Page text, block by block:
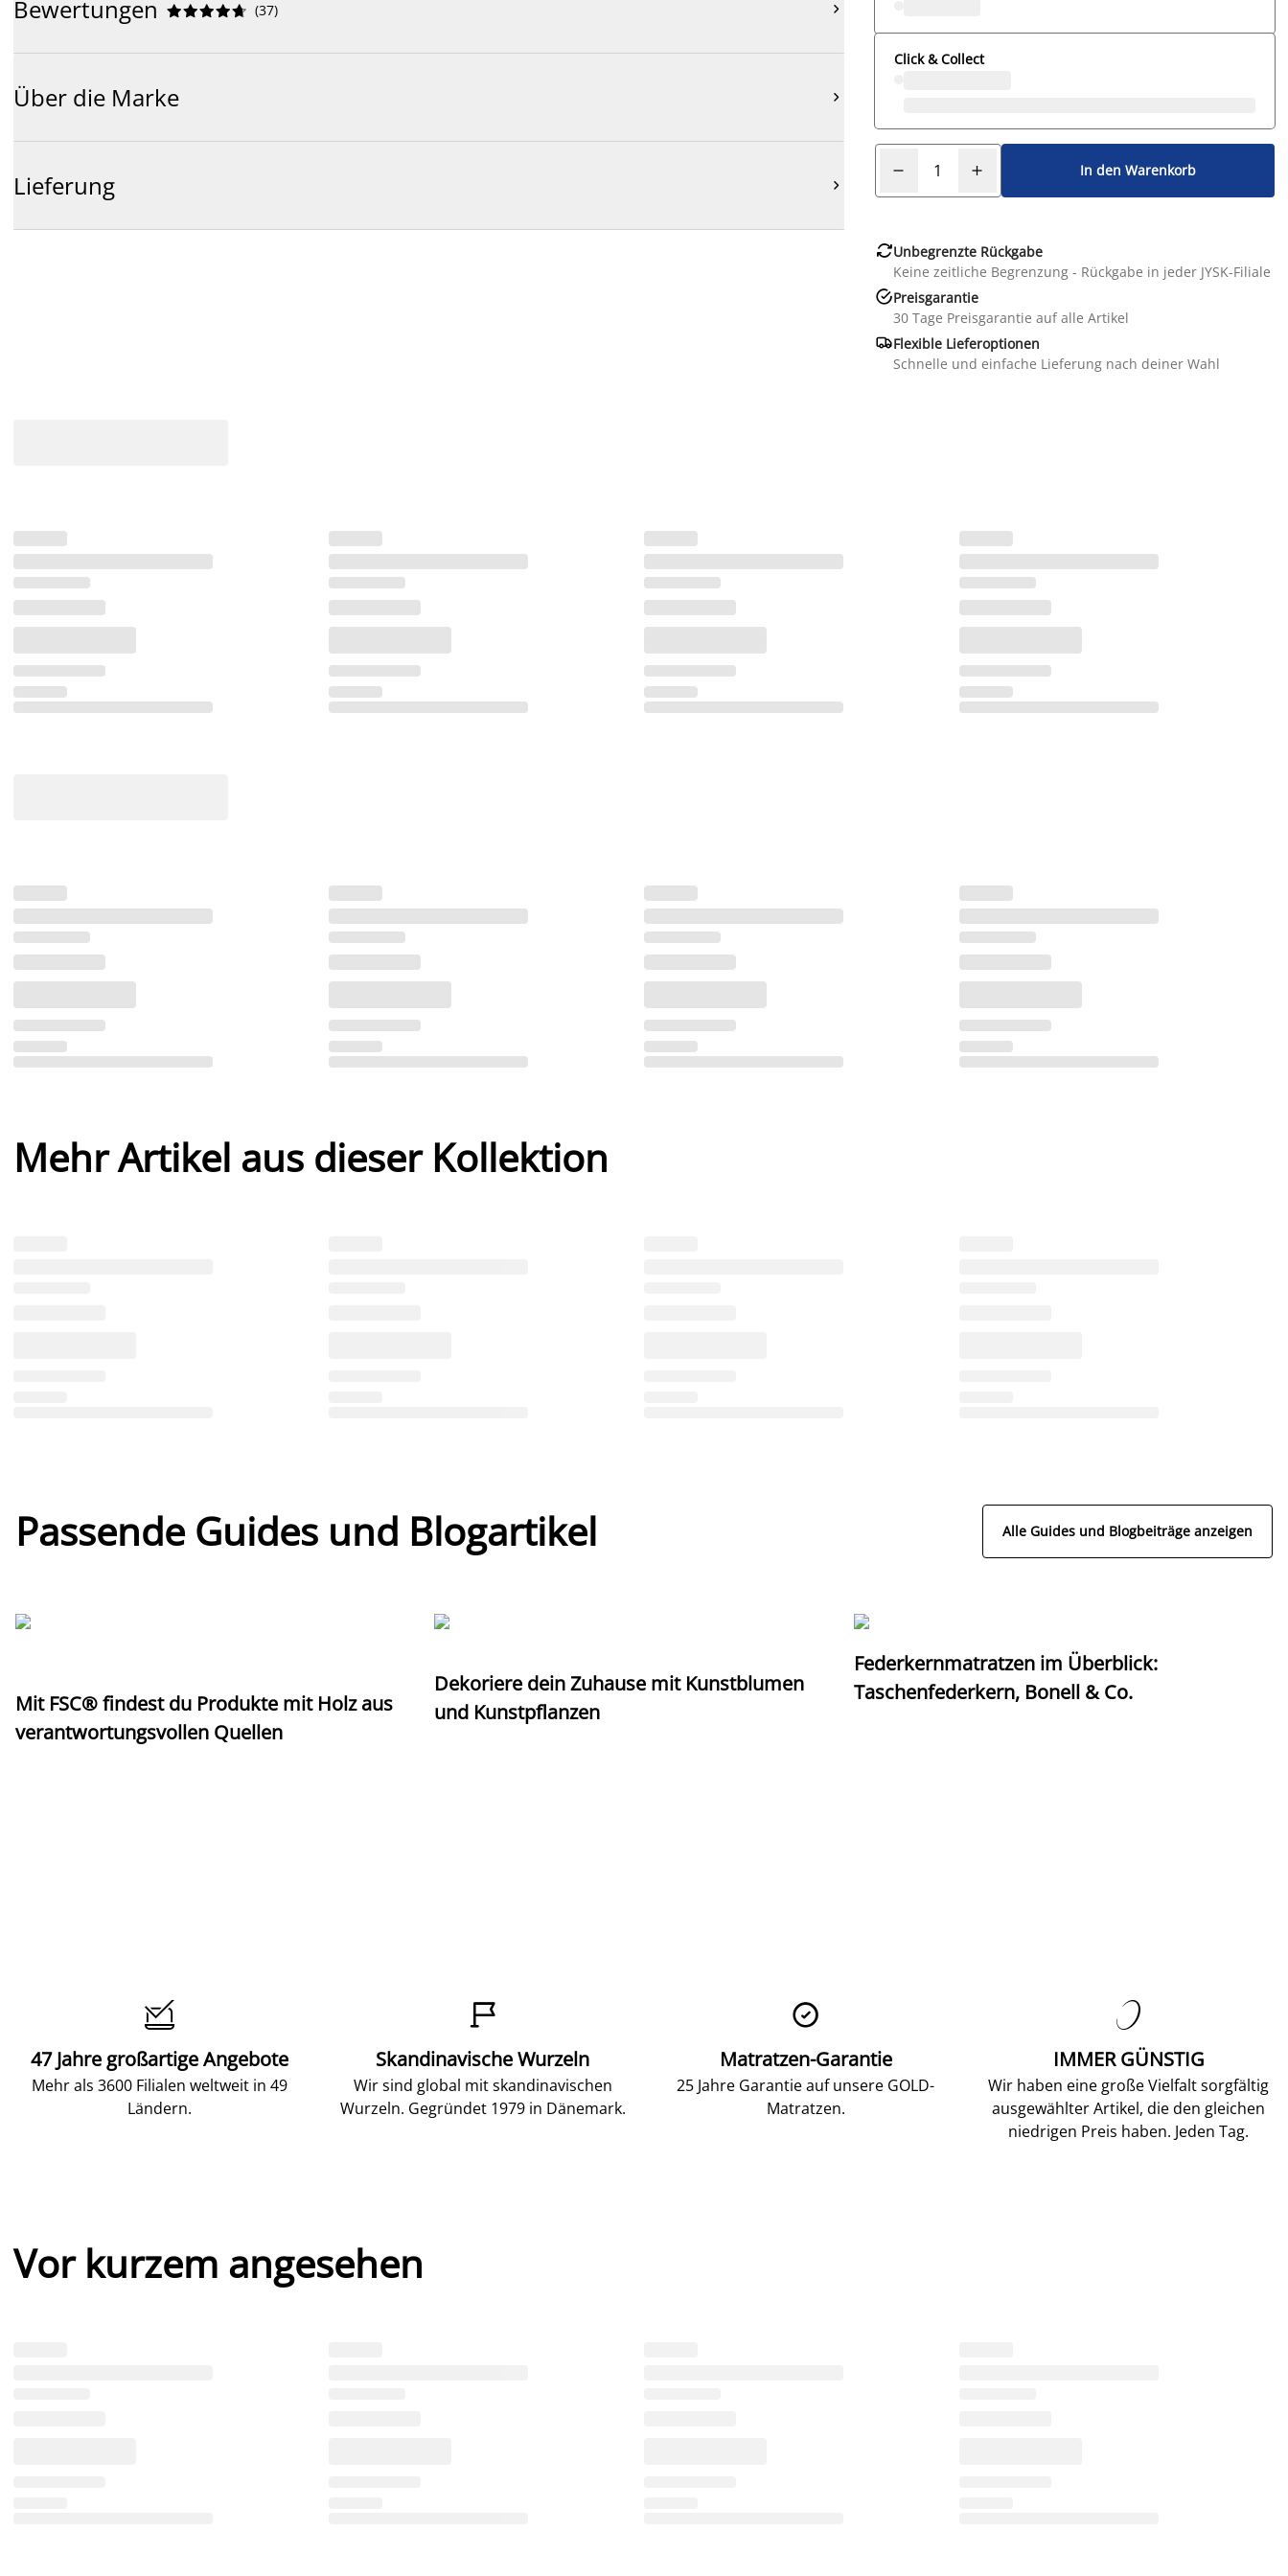
Bewertungen 




 (37) 
Über die Marke 
Lieferung 
Click & Collect
In den Warenkorb
Unbegrenzte Rückgabe
Keine zeitliche Begrenzung - Rückgabe in jeder JYSK-Filiale
Preisgarantie
30 Tage Preisgarantie auf alle Artikel
Flexible Lieferoptionen
Schnelle und einfache Lieferung nach deiner Wahl
Mehr Artikel aus dieser Kollektion
Passende Guides und Blogartikel Alle Guides und Blogbeiträge anzeigen
Mit FSC® findest du Produkte mit Holz aus
verantwortungsvollen Quellen
Dekoriere dein Zuhause mit Kunstblumen
und Kunstpflanzen
Federkernmatratzen im Überblick:
Taschenfederkern, Bonell & Co.

47 Jahre großartige Angebote
Mehr als 3600 Filialen weltweit in 49
Ländern.

Skandinavische Wurzeln
Wir sind global mit skandinavischen
Wurzeln. Gegründet 1979 in Dänemark.

Matratzen-Garantie
25 Jahre Garantie auf unsere GOLD-
Matratzen.

IMMER GÜNSTIG
Wir haben eine große Vielfalt sorgfältig
ausgewählter Artikel, die den gleichen
niedrigen Preis haben. Jeden Tag.
Vor kurzem angesehen